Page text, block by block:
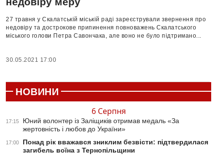
27 травня у Скалатській міській раді зареєстрували звернення про
недовіру та дострокове припинення повноважень Скалатського
міського голови Петра Савончака, але воно не було підтримано...
30.05.2021 17:00
НОВИНИ
6 Серпня
17:15
Юний волонтер із Заліщиків отримав медаль «За
жертовність і любов до України»
17:00
Понад рік вважався зниклим безвісти: підтвердилася
загибель воїна з Тернопільщини